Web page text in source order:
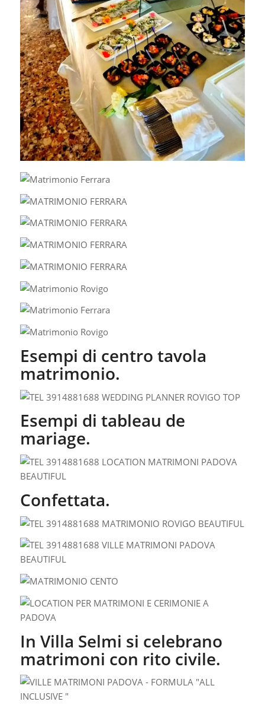
Esempi di centro tavola
matrimonio.
Esempi di tableau de
mariage.
Confettata.
In Villa Selmi si celebrano
matrimoni con rito civile.